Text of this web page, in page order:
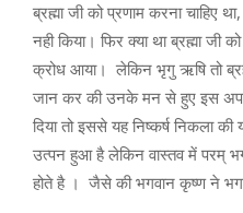
ब्रह्मा जी को प्रणाम करना
नही किया। फिर क्या था ब्रह्मा
क्रोध आया। लेकिन भृगु ऋषि तो
जान कर की उनके मन से हुए इस
दिया तो इससे यह निष्कर्ष निकला
उत्पन हुआ है लेकिन वास्तव में परम्
होते है । जैसे की भगवान कृष्ण ने